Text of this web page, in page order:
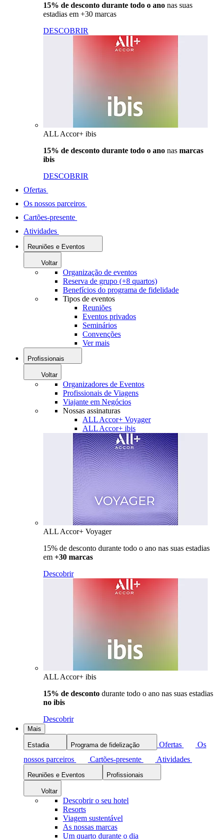
15% de desconto durante todo o ano nas suas
estadias em +30 marcas
DESCOBRIR
ALL Accor+ ibis
15% de desconto durante todo o ano nas marcas
ibis
DESCOBRIR
Ofertas
Os nossos parceiros
Cartões-presente
Atividades
Reuniões e Eventos
Voltar
Organização de eventos
Reserva de grupo (+8 quartos)
Benefícios do programa de fidelidade
Tipos de eventos
Reuniões
Eventos privados
Seminários
Convenções
Ver mais
Profissionais
Voltar
Organizadores de Eventos
Profissionais de Viagens
Viajante em Negócios
Nossas assinaturas
ALL Accor+ Voyager
ALL Accor+ ibis
ALL Accor+ Voyager
15% de desconto durante todo o ano nas suas estadias
em +30 marcas
Descobrir
ALL Accor+ ibis
15% de desconto durante todo o ano nas suas estadias
no ibis
Descobrir
Mais
Estadia Programa de fidelização Ofertas
Os
nossos parceiros
Cartões-presente Atividades
Reuniões e Eventos Profissionais
Voltar
Descobrir o seu hotel
Resorts
Viagem sustentável
As nossas marcas
Um quarto durante o dia